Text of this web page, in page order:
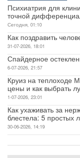
Психиатрия для
точной
Сегодня, 01:10
Как поздравить
31-07-2026, 18:01
Спайдерное
6-07-2026, 21:57
Круиз на теплоходе
цены и как выбрать
1-07-2026, 23:01
Как ухаживать за
блестела: 5 простых
30-06-2026, 14:19